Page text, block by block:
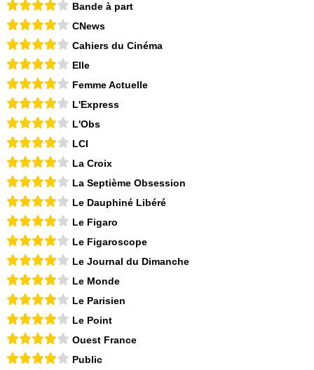
Bande à part
CNews
Cahiers du Cinéma
Elle
Femme Actuelle
L'Express
L'Obs
LCI
La Croix
La Septième Obsession
Le Dauphiné Libéré
Le Figaro
Le Figaroscope
Le Journal du Dimanche
Le Monde
Le Parisien
Le Point
Ouest France
Public